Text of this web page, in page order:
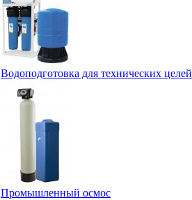
Водоподготовка для технических целей
Промышленный осмос